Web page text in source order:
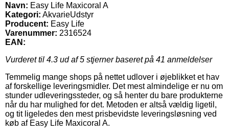
Navn: Easy Life Maxicoral A
Kategori: AkvarieUdstyr
Producent: Easy Life
Varenummer: 2316524
EAN:
Vurderet til 4.3 ud af 5 stjerner baseret på 41 anmeldelser
Temmelig mange shops på nettet udlover i øjeblikket et hav
af forskellige leveringsmidler. Det mest almindelige er nu om
stunder udleveringssteder, og så henter du bare produkterne
når du har mulighed for det. Metoden er altså vældig ligetil,
og tit ligeledes den mest prisbevidste leveringsløsning ved
køb af Easy Life Maxicoral A.